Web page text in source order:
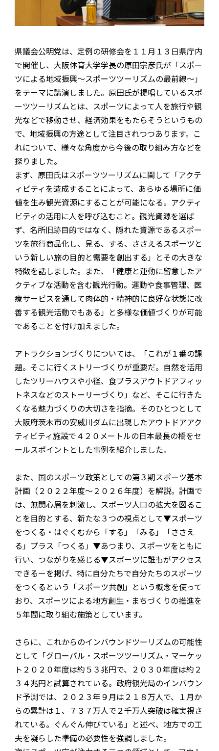
県議会公明党は、定例の研修会を１１月１３日県庁内
で開催し、大阪体育大学学長の原田宗彦氏が「スポー
ツによる地域振興～スポーツツーリズムの最前線～」
をテーマに講演しました。原田氏が提唱しているスポ
ーツツーリズムとは、スポーツによって人を旅行や観
光などで移動させ、経済効果をもたらそうというもの
で、地域振興の方途として注目されつつあります。こ
れについて、様々な角度から今後の取り組み方などを
探りました。
まず、原田氏はスポーツツーリズムに関して「アクテ
ィビティを造成することによって、あらゆる場所に価
値を生み観光資源にすることが可能になる。アクティ
ビティの活用に人を呼び込むこと。観光資源を選ば
ず、名所旧跡目的ではなく、隠れた資源であるスポー
ツを旅行商品化し、見る、する、ささえるスポーツと
いう新しい旅の目的と需要を創出する」とその大きな
特徴を話しました。また、「健康と運動に留意したア
クティブな活動を含む観光行動。運動や食事管理、医
療サービスを通して肉体的・精神的に良好な状態に改
善する観光活動でもある」と多様な価値づくりが可能
であることを付け加えました。
アトラクションづくりについては、「これが１番の課
題。そこに行くストリーづくりが重要だ。自然を活用
したツリーハウスや小径、食プラスアウトドアフィッ
トネスなどのストーリーづくり」など、そこに行きた
くなる魅力づくりの大切さを指摘。そのひとつとして
大阪府茨木市の安威川ダムに出現したアウトドアアク
ティビティ施設で４２０メートルの日本最長の橋をセ
ールスポイントとした事例を紹介しました。
また、国のスポーツ政策としての第３期スポーツ基本
計画（２０２２年度～２０２６年度）を解説。計画で
は、無関心層を刺激し、スポーツ人口の拡大を図るこ
とを目的とする、新たな３つの視点として▼スポーツ
をつくる・はぐくむから「する」「みる」「ささえ
る」プラス「つくる」▼あつまり、スポーツをともに
行い、つながりを感じる▼スポーツに誰もがアクセス
できるーを掲げ、特に自分たちで自分たちのスポーツ
をつくるという「スポーツ共創」という概念を使って
おり、スポーツによる地方創生・まちづくりの推進を
５年間に取り組む施策としています。
さらに、これからのインバウンドツーリズムの可能性
として「グローバル・スポーツツーリズム・マーケッ
ト２０２０年度は約５３兆円で、２０３０年度は約２
３４兆円と試算されている。政府観光局のインバウン
ド予測では、２０２３年９月は２１８万人で、１月か
らの累計は１、７３７万人で２千万人突破は確実視さ
れている。ぐんぐん伸びている」と述べ、地方での工
夫を凝らした準備の必要性を強調しました。